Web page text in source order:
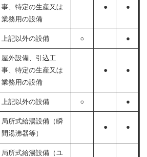
事、特定の生産又は
業務用の設備
● ●
上記以外の設備 ○ ●
屋外設備、引込工
事、特定の生産又は
業務用の設備
● ●
上記以外の設備 ○ ●
局所式給湯設備（瞬
間湯沸器等）
● ●
局所式給湯設備（ユ